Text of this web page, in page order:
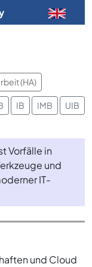
(HA)
IB IMB UIB
Vorfälle in
und
IT-
und Cloud